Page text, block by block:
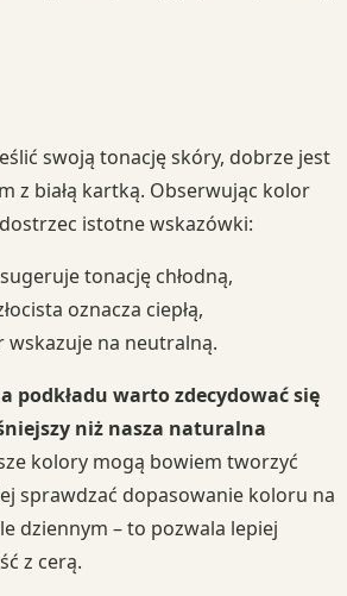
swoją tonację skóry, dobrze jest
z białą kartką. Obserwując kolor
istotne wskazówki:
tonację chłodną,
oznacza ciepłą,
na neutralną.
podkładu warto zdecydować się
niż nasza naturalna
kolory mogą bowiem tworzyć
sprawdzać dopasowanie koloru na
dziennym – to pozwala lepiej
z cerą.